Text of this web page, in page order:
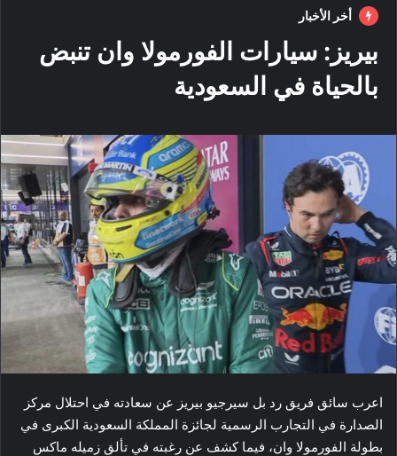
أخر الأخبار
بيريز: سيارات الفورمولا وان تنبض
بالحياة في السعودية
اعرب سائق فريق ​رد بل​ ​سيرجيو بيريز​ عن سعادته في احتلال مركز
الصدارة في التجارب الرسمية ل​جائزة المملكة السعودية الكبرى​ في
بطولة الفورمولا وان، فيما كشف عن رغبته في تألق زميله ماكس